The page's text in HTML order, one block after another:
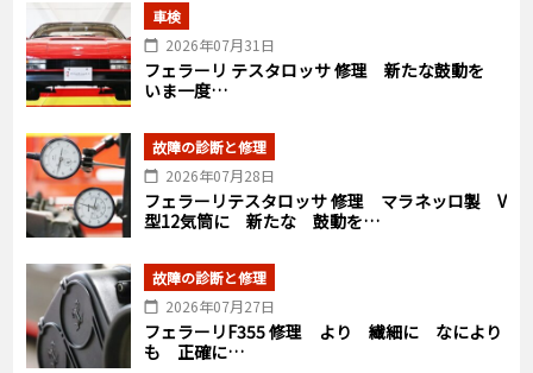
車検
2026年07月31日
フェラーリ テスタロッサ 修理 新たな鼓動を
いま一度…
故障の診断と修理
2026年07月28日
フェラーリテスタロッサ 修理 マラネッロ製 V
型12気筒に 新たな 鼓動を…
故障の診断と修理
2026年07月27日
フェラーリF355 修理 より 繊細に なにより
も 正確に…